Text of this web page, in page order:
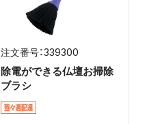
339300
除電ができる仏壇お掃除
ブラシ